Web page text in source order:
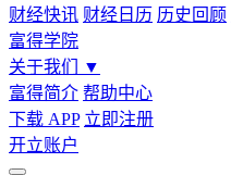
财经快讯 财经日历 历史回顾
富得学院
关于我们
▼
富得简介 帮助中心
下载 APP 立即注册
开立账户